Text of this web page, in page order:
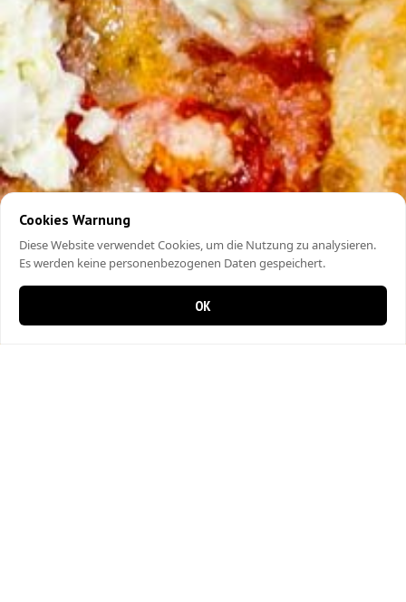
Cookies Warnung
Diese Website verwendet Cookies, um die Nutzung zu analysieren.
Es werden keine personenbezogenen Daten gespeichert.
OK